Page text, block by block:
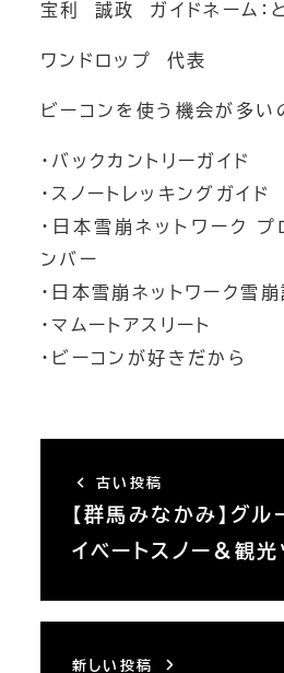
宝利 誠政 ガイドネーム：
ワンドロップ 代表
ビーコンを使う機会が多い
・バックカントリーガイド
・スノートレッキングガイド
・日本雪崩ネットワーク プ
ンバー
・日本雪崩ネットワーク雪崩
・マムートアスリート
・ビーコンが好きだから
古い投稿
【群馬みなかみ】グ
イベートスノー＆観光
新しい投稿